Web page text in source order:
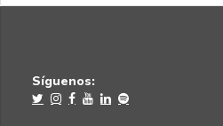
Síguenos: